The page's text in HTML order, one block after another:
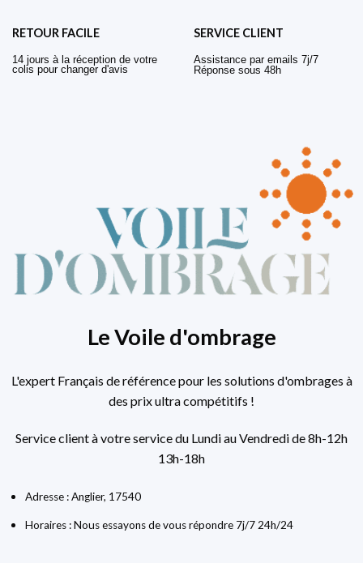
RETOUR FACILE
14 jours à la réception de votre
colis pour changer d'avis
SERVICE CLIENT
Assistance par emails 7j/7
Réponse sous 48h
Le Voile d'ombrage
L'expert Français de référence pour les solutions d'ombrages à
des prix ultra compétitifs !
Service client à votre service du Lundi au Vendredi de 8h-12h
13h-18h
Adresse : Anglier, 17540
Horaires : Nous essayons de vous répondre 7j/7 24h/24